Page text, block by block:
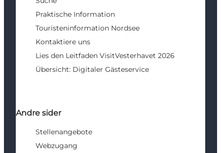
Praktische Information
Touristeninformation Nordsee
Kontaktiere uns
Lies den Leitfaden VisitVesterhavet 2026
Übersicht: Digitaler Gästeservice
Andre sider
Stellenangebote
Webzugang